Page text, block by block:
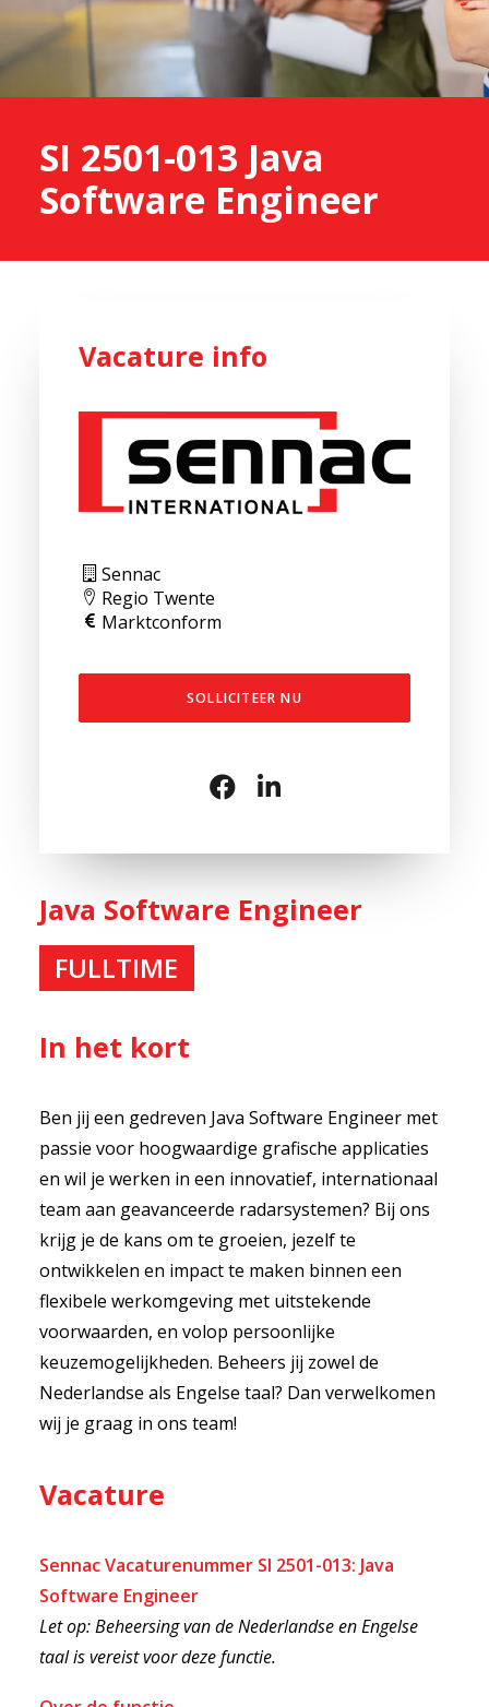
SI 2501-013 Java
Software Engineer
Java Software Engineer
FULLTIME
In het kort
Ben jij een gedreven Java Software Engineer met
passie voor hoogwaardige grafische applicaties
en wil je werken in een innovatief, internationaal
team aan geavanceerde radarsystemen? Bij ons
krijg je de kans om te groeien, jezelf te
ontwikkelen en impact te maken binnen een
flexibele werkomgeving met uitstekende
voorwaarden, en volop persoonlijke
keuzemogelijkheden. Beheers jij zowel de
Nederlandse als Engelse taal? Dan verwelkomen
wij je graag in ons team!
Vacature
Sennac Vacaturenummer SI 2501-013: Java
Software Engineer
Let op: Beheersing van de Nederlandse en Engelse
taal is vereist voor deze functie.
Vacature info
Sennac
Regio Twente
Marktconform
SOLLICITEER NU